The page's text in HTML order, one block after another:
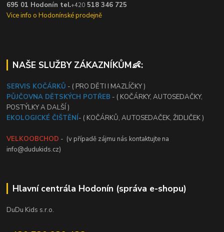
695 01 Hodonín tel.+420 518 346 725
Vice info o Hodonínské prodejně
NAŠE SLUŽBY ZÁKAZNÍKŮM👶:
SERVIS KOČÁRKŮ - ( PRO DĚTI I MAZLÍČKY )
PŮJČOVNA DĚTSKÝCH POTŘEB - ( KOČÁRKY, AUTOSEDAČKY,
POSTÝLKY A DALŠÍ )
EKOLOGICKÉ ČIŠTĚNÍ- ( KOČÁRKŮ, AUTOSEDAČEK, ŽIDLIČEK )
VELKOOBCHOD - (v případě zájmu nás kontaktujte na
info@dudukids.cz)
Hlavní centrála Hodonín (správa e-shopu)
DuDu Kids s.r.o.